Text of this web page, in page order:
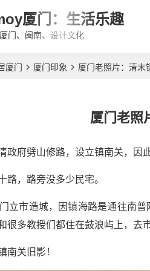
厦门：生活乐趣
门、闽南、设计文化
厦门 厦门印象 厦门老照片：清末
厦门老照
政府劈山修路，设立镇南关，因
路，路旁没多少民宅。
立市造城，因镇海路是通往南
很多教授们都住在鼓浪屿上，去
南关旧影！